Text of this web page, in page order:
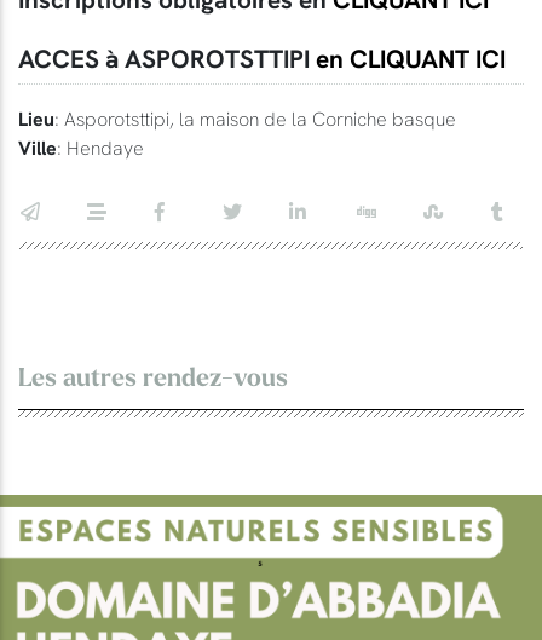
ACCES à ASPOROTSTTIPI en CLIQUANT ICI
Lieu: Asporotsttipi, la maison de la Corniche basque
Ville: Hendaye
Les autres rendez-vous